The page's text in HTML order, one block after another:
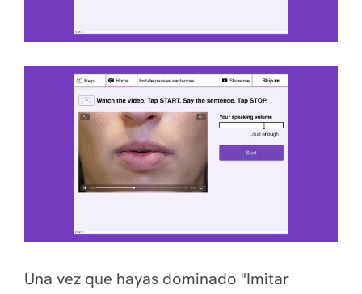
Una vez que hayas dominado "Imitar